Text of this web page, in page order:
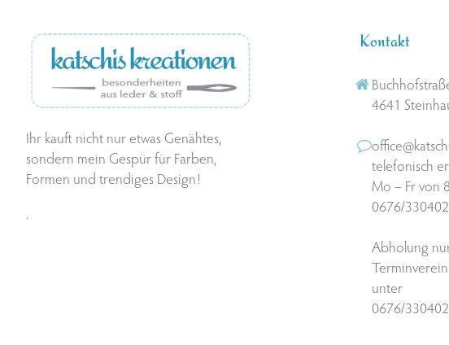
Ihr kauft nicht nur etwas Genähtes,
sondern mein Gespür für Farben,
Formen und trendiges Design!
.
Kontakt
4641
telefonisch
Mo – Fr von
0676/
Abholung
unter
0676/